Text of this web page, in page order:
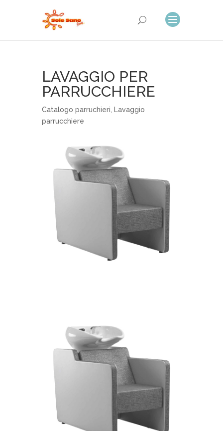
LAVAGGIO PER
PARRUCCHIERE
Catalogo parruchieri
Lavaggio
parrucchiere